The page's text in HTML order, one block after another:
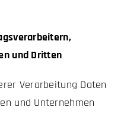
und Dritten
Verarbeitung Daten
und Unternehmen